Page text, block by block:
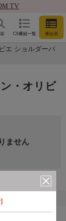
TV
CS番組一覧 番組表
エ ショルダーバ
・オリビ
ません